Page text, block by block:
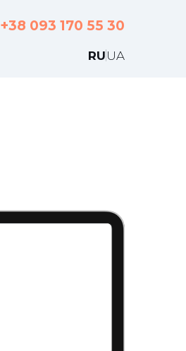
+38 093 170 55 30
RU UA